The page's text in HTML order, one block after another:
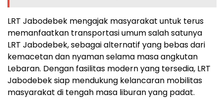
LRT Jabodebek mengajak masyarakat untuk terus
memanfaatkan transportasi umum salah satunya
LRT Jabodebek, sebagai alternatif yang bebas dari
kemacetan dan nyaman selama masa angkutan
Lebaran. Dengan fasilitas modern yang tersedia, LRT
Jabodebek siap mendukung kelancaran mobilitas
masyarakat di tengah masa liburan yang padat.